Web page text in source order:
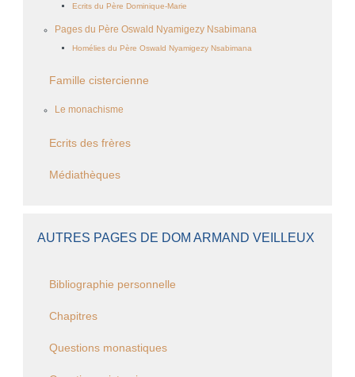
Ecrits du Père Dominique-Marie
Pages du Père Oswald Nyamigezy Nsabimana
Homélies du Père Oswald Nyamigezy Nsabimana
Famille cistercienne
Le monachisme
Ecrits des frères
Médiathèques
AUTRES PAGES DE DOM ARMAND VEILLEUX
Bibliographie personnelle
Chapitres
Questions monastiques